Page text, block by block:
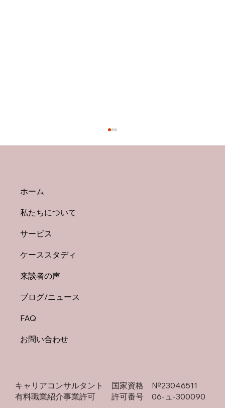
のヒント
ホーム
私たちについて
サービス
ケーススタディ
来談者の声
ブログ/ニュース
FAQ
お問い合わせ
キャリアコンサルタント 国家資格 №23046511
有料職業紹介事業許可 許可番号 06-ュ-300090